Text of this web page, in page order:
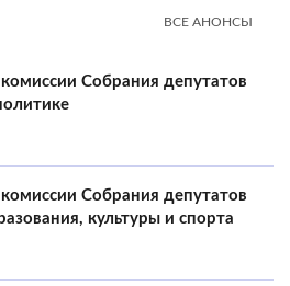
ВСЕ АНОНСЫ
Собрания депутатов
Собрания депутатов
культуры и спорта